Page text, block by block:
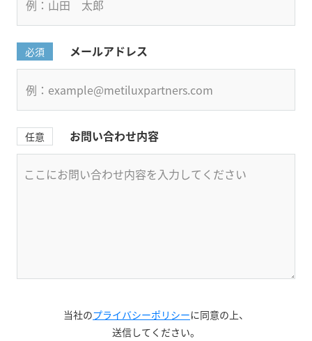
必須 メールアドレス
任意 お問い合わせ内容
当社のプライバシーポリシーに同意の上、
送信してください。